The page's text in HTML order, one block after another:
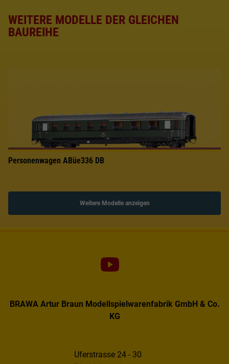
WEITERE MODELLE DER GLEICHEN
BAUREIHE
Personenwagen ABüe336 DB
Weitere Modelle anzeigen
BRAWA Artur Braun Modellspielwarenfabrik GmbH & Co.
KG
Uferstrasse 24 - 30